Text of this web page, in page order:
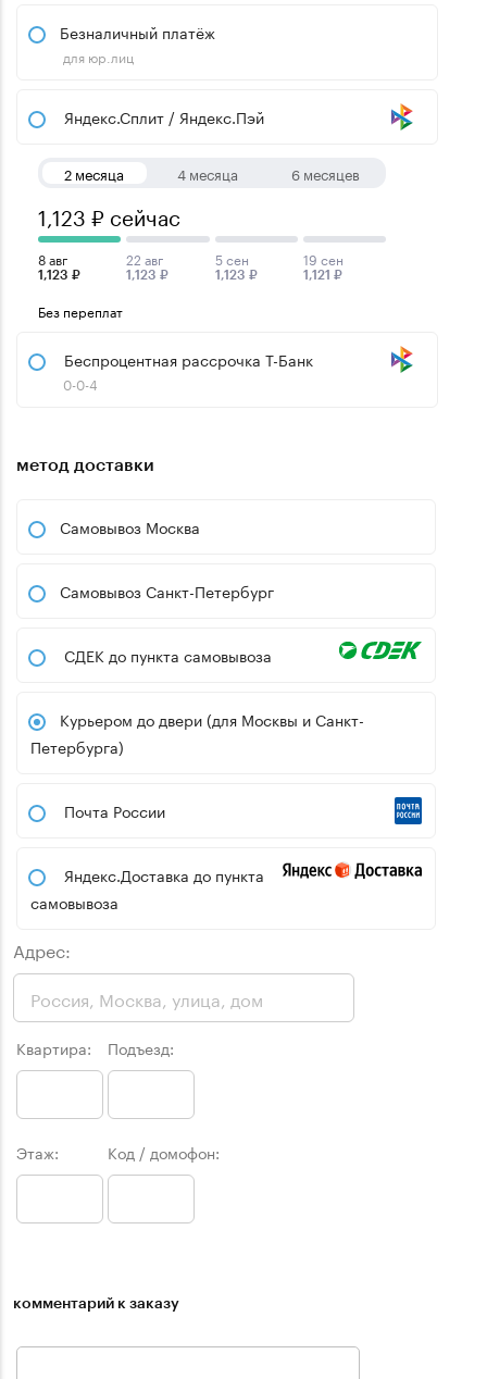
Безналичный платёж
для юр.лиц
Яндекс.Сплит / Яндекс.Пэй
2 месяца 4 месяца 6 месяцев
1,123 ₽ сейчас
8 авг
1,123 ₽
22 авг
1,123 ₽
5 сен
1,123 ₽
19 сен
1,121 ₽
Без переплат
Беспроцентная рассрочка Т-Банк
0-0-4
метод доставки
Самовывоз Москва
Самовывоз Санкт-Петербург
СДЕК до пункта самовывоза
Курьером до двери (для Москвы и Санкт-
Петербурга)
Почта России
Яндекс.Доставка до пункта
самовывоза
Адрес:
Квартира: Подъезд:
Этаж: Код / домофон:
комментарий к заказу